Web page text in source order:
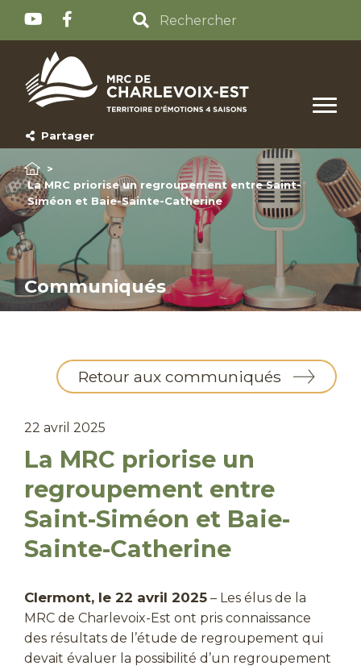
Partager
>
La MRC priorise un regroupement entre Saint-
Siméon et Baie-Sainte-Catherine
Communiqués
Retour aux communiqués
22 avril 2025
La MRC priorise un
regroupement entre
Saint-Siméon et Baie-
Sainte-Catherine
Clermont, le 22 avril 2025 – Les élus de la
MRC de Charlevoix-Est ont pris connaissance
des résultats de l’étude de regroupement qui
devait évaluer la possibilité d’un regroupement